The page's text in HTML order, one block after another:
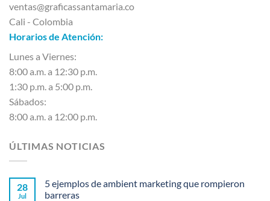
ventas@graficassantamaria.co
Cali - Colombia
Horarios de Atención:
Lunes a Viernes:
8:00 a.m. a 12:30 p.m.
1:30 p.m. a 5:00 p.m.
Sábados:
8:00 a.m. a 12:00 p.m.
ÚLTIMAS NOTICIAS
28
Jul
5 ejemplos de ambient marketing que rompieron
barreras